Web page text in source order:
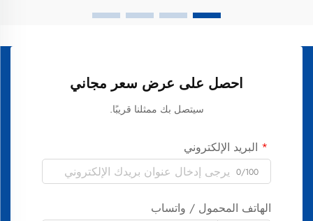
احصل على عرض سعر مجاني
سيتصل بك ممثلنا قريبًا.
البريد الإلكتروني
0/100
الهاتف المحمول / واتساب